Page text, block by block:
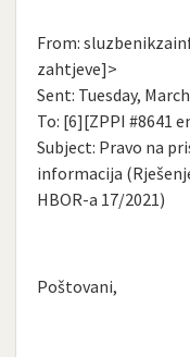
From:
zahtjeve]>
Sent: Tuesday,
To: [6][ZPPI #8641
Subject: Pravo na
informacija
HBOR-a 17/2021)
Poštovani,